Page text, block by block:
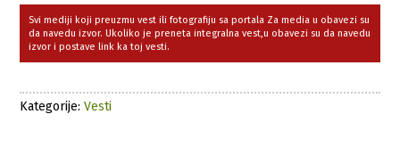
Svi mediji koji preuzmu vest ili fotografiju sa portala Za media u obavezi su
da navedu izvor. Ukoliko je preneta integralna vest,u obavezi su da navedu
izvor i postave link ka toj vesti.
Kategorije:Vesti